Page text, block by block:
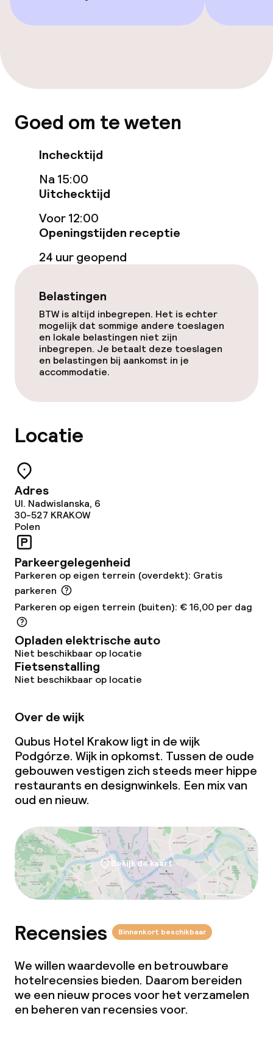
Voor toegankelijkheid
Kamers
geoptimaliseerde kamers beschikbaar
Zwemmen & wellness
Zoetwater binnenzwembad
Zoetwater buitenzwembad
Stoombad
Massage
Schoonheidssalon
Entertainment
Zonneterras
TV lounge
Eet- en drinkgelegenheden
Bar
Ontbijtbuffet
Lunch à la carte
Diner à la carte
Roomservice
Dieetopties
Vegetarische opties
Faciliteiten en diensten voor kinderen
Schoonmaakvoorzieningen
Goed om te weten
Inchecktijd
Na 15:00
Uitchecktijd
Voor 12:00
Openingstijden receptie
24 uur geopend
Belastingen
BTW is altijd inbegrepen. Het is echter
mogelijk dat sommige andere toeslagen
en lokale belastingen niet zijn
inbegrepen. Je betaalt deze toeslagen
en belastingen bij aankomst in je
accommodatie.
Locatie
Adres
Ul. Nadwislanska, 6
30-527 KRAKOW
Polen
Parkeergelegenheid
Parkeren op eigen terrein (overdekt): Gratis
parkeren
Parkeren op eigen terrein (buiten): € 16,00 per dag
Opladen elektrische auto
Niet beschikbaar op locatie
Fietsenstalling
Niet beschikbaar op locatie
Over de wijk
Qubus Hotel Krakow ligt in de wijk
Podgórze. Wijk in opkomst. Tussen de oude
gebouwen vestigen zich steeds meer hippe
restaurants en designwinkels. Een mix van
oud en nieuw.
Bekijk de kaart
Recensies Binnenkort beschikbaar
We willen waardevolle en betrouwbare
hotelrecensies bieden. Daarom bereiden
we een nieuw proces voor het verzamelen
en beheren van recensies voor.